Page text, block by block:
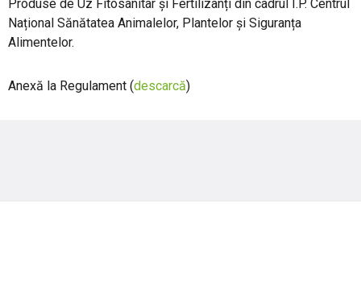
Produse de Uz Fitosanitar și Fertilizanți din cadrul I.P. Centrul
Național Sănătatea Animalelor, Plantelor și Siguranța
Alimentelor.
Anexă la Regulament (descarcă)